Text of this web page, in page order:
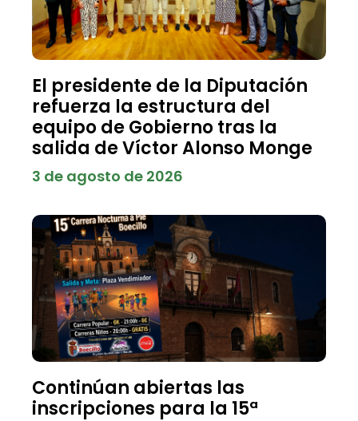
El presidente de la Diputación
refuerza la estructura del
equipo de Gobierno tras la
salida de Víctor Alonso Monge
3 de agosto de 2026
Continúan abiertas las
inscripciones para la 15ª